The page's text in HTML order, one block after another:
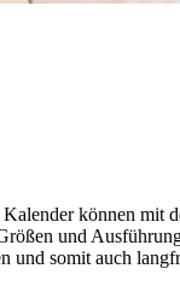
können
und
und somit auch